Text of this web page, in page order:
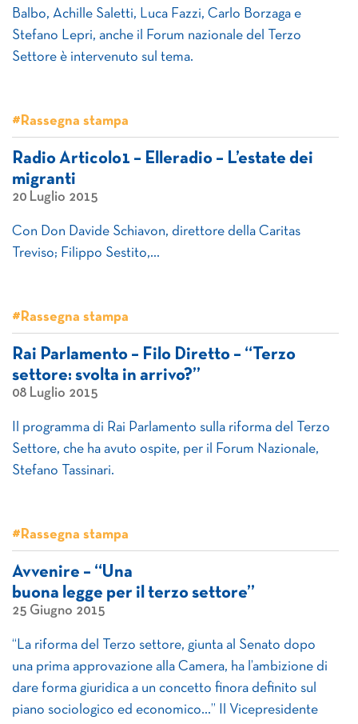
Balbo, Achille Saletti, Luca Fazzi, Carlo Borzaga e
Stefano Lepri, anche il Forum nazionale del Terzo
Settore è intervenuto sul tema.
#Rassegna stampa
Radio Articolo1 – Elleradio – L’estate dei
migranti
20 Luglio 2015
Con Don Davide Schiavon, direttore della Caritas
Treviso; Filippo Sestito,…
#Rassegna stampa
Rai Parlamento – Filo Diretto – “Terzo
settore: svolta in arrivo?”
08 Luglio 2015
Il programma di Rai Parlamento sulla riforma del Terzo
Settore, che ha avuto ospite, per il Forum Nazionale,
Stefano Tassinari.
#Rassegna stampa
Avvenire – “Una
buona legge per il terzo settore”
25 Giugno 2015
“La riforma del Terzo settore, giunta al Senato dopo
una prima approvazione alla Camera, ha l’ambizione di
dare forma giuridica a un concetto finora definito sul
piano sociologico ed economico…” Il Vicepresidente